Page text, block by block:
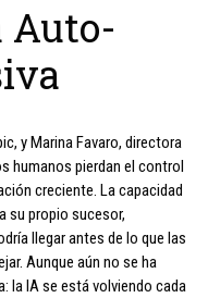
Auto-
y Marina Favaro, directora
humanos pierdan el control
creciente. La capacidad
su propio sucesor,
llegar antes de lo que las
Aunque aún no se ha
la IA se está volviendo cada